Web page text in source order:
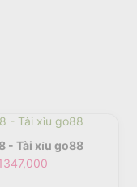
- Tài xỉu go88